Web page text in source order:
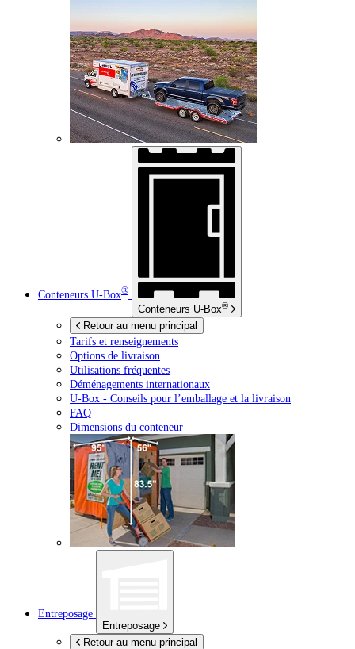
Conteneurs U-Box®
Conteneurs U-Box®
Retour au menu principal
Tarifs et renseignements
Options de livraison
Utilisations fréquentes
Déménagements internationaux
U-Box - Conseils pour l’emballage et la livraison
FAQ
Dimensions du conteneur
Entreposage
Entreposage
Retour au menu principal